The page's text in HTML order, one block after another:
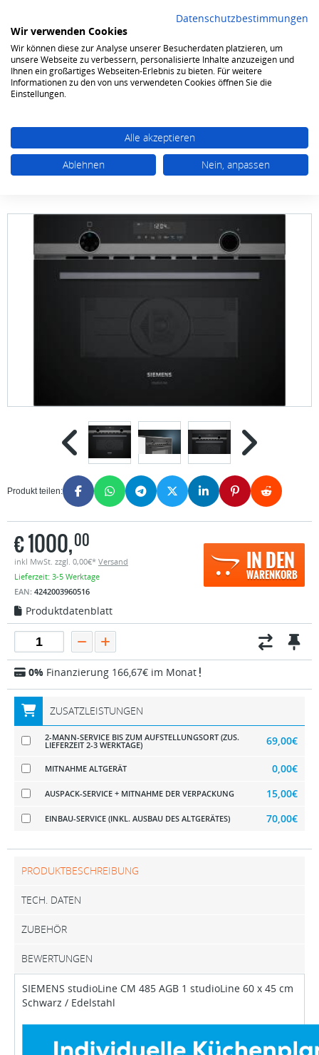
0
Kochen & Backen Einbaumikrowellen
SIEMENS studioLine CM 485 AGB 1 studioLine
Produkt teilen:
IN DEN
WARENKORB
€1000,00
inkl MwSt. zzgl. 0,00€* Versand
Lieferzeit: 3-5 Werktage
EAN: 4242003960516
Produktdatenblatt
0% Finanzierung 166,67€ im Monat
ZUSATZLEISTUNGEN
2-MANN-SERVICE BIS ZUM AUFSTELLUNGSORT (ZUS.
LIEFERZEIT 2-3 WERKTAGE) 69,00€
MITNAHME ALTGERÄT 0,00€
AUSPACK-SERVICE + MITNAHME DER VERPACKUNG 15,00€
EINBAU-SERVICE (INKL. AUSBAU DES ALTGERÄTES) 70,00€
PRODUKTBESCHREIBUNG
TECH. DATEN
ZUBEHÖR
BEWERTUNGEN
SIEMENS studioLine CM 485 AGB 1 studioLine 60 x 45 cm
Schwarz / Edelstahl
Datenschutzbestimmungen
Wir verwenden Cookies
Wir können diese zur Analyse unserer Besucherdaten platzieren, um
unsere Webseite zu verbessern, personalisierte Inhalte anzuzeigen und
Ihnen ein großartiges Webseiten-Erlebnis zu bieten. Für weitere
Informationen zu den von uns verwendeten Cookies öffnen Sie die
Einstellungen.
Alle akzeptieren
Ablehnen
Nein, anpassen